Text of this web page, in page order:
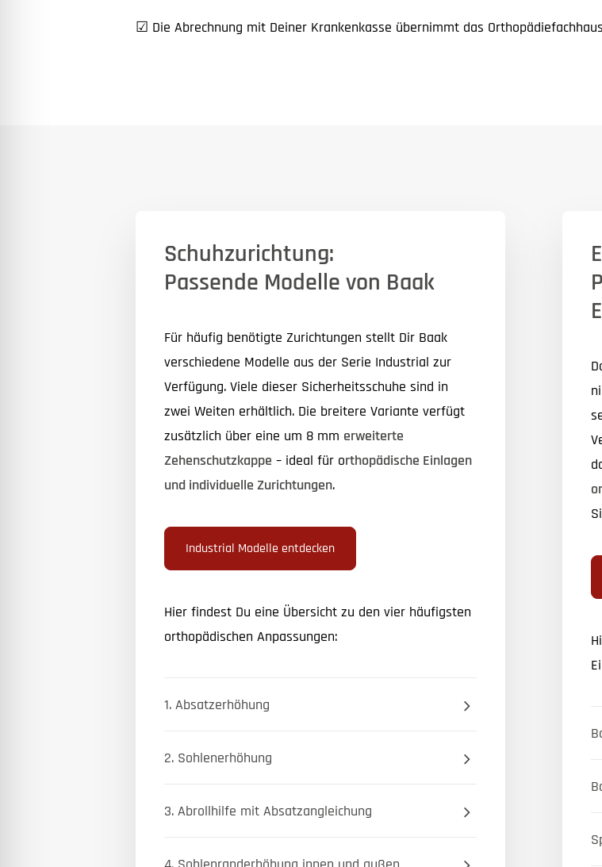
☑ Die Abrechnung mit Deiner Krankenkasse übernimmt das
Schuhzurichtung:
Passende Modelle von Baak
Für häufig benötigte Zurichtungen stellt Dir Baak
verschiedene Modelle aus der Serie Industrial zur
Verfügung. Viele dieser Sicherheitsschuhe sind in
zwei Weiten erhältlich. Die breitere Variante verfügt
zusätzlich über eine um 8 mm erweiterte
Zehenschutzkappe – ideal für orthopädische Einlagen
und individuelle Zurichtungen.
Industrial Modelle entdecken
Hier findest Du eine Übersicht zu den vier häufigsten
orthopädischen Anpassungen:
1. Absatzerhöhung
2. Sohlenerhöhung
3. Abrollhilfe mit Absatzangleichung